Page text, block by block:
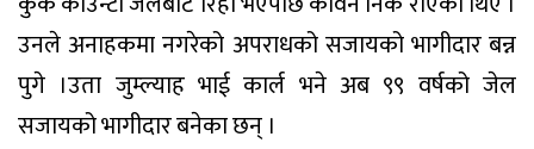
उनले अनाहकमा नगरेको अपराधको सजायको भागीदार बन्न
पुगे ।उता जुम्ल्याह भाई कार्ल भने अब ९९ वर्षको जेल
सजायको भागीदार बनेका छन् ।